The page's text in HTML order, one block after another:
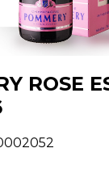
ROSE